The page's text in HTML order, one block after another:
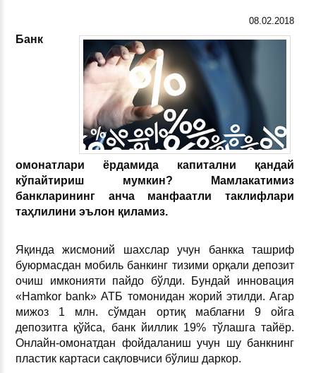
08.02.2018
Банк
омонатлари ёрдамида капитални қандай
кўпайтириш мумкин?
Мамлакатимиз
банкларининг анча манфаатли таклифлари
таҳлилини эълон қиламиз.
Яқинда жисмоний шахслар учун банкка ташриф
буюрмасдан мобиль банкинг тизими орқали депозит
очиш имконияти пайдо бўлди. Бундай инновация
«Hamkor bаnk» АТБ томонидан жорий этилди. Агар
мижоз 1 млн. сўмдан ортиқ маблағни 9 ойга
депозитга қўйса, банк йиллик 19% тўлашга тайёр.
Онлайн-омонатдан фойдаланиш учун шу банкнинг
пластик картаси сақловчиси бўлиш даркор.